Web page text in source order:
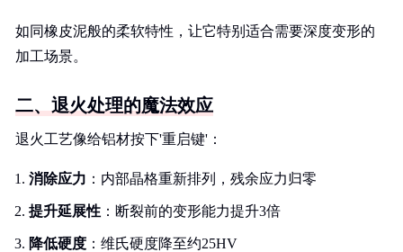
如同橡皮泥般的柔软特性，让它特别适合需要深度变形的
加工场景。
二、退火处理的魔法效应
退火工艺像给铝材按下'重启键'：
消除应力 ：内部晶格重新排列，残余应力归零
提升延展性 ：断裂前的变形能力提升3倍
降低硬度 ：维氏硬度降至约25HV